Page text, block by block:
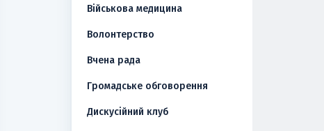
Військова медицина
Волонтерство
Вчена рада
Громадське обговорення
Дискусійний клуб